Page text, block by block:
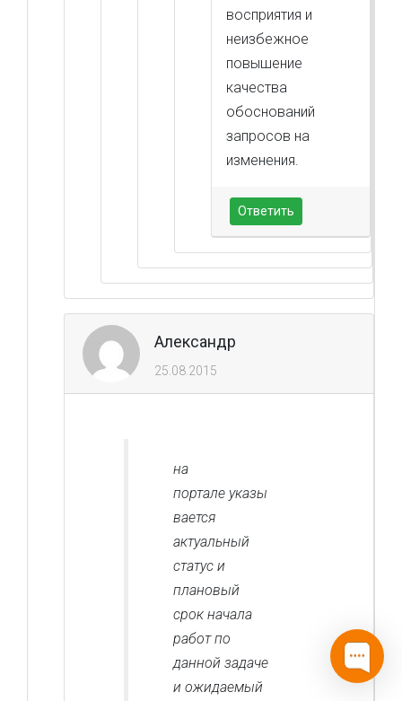
восприятия и
неизбежное
повышение
качества
обоснований
запросов на
изменения.
Ответить
Александр
25.08.2015
на
портале указы
вается
актуальный
статус и
плановый
срок начала
работ по
данной задаче
и ожидаемый